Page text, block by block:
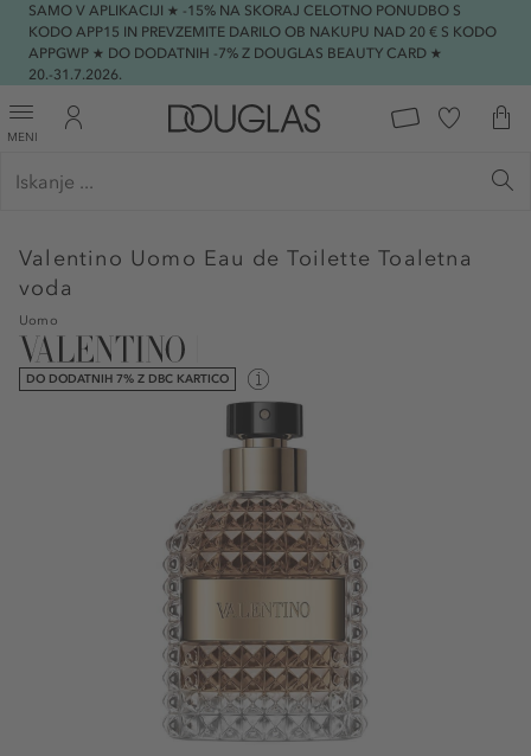
SAMO V APLIKACIJI ★ -15% NA SKORAJ CELOTNO PONUDBO S
KODO APP15 IN PREVZEMITE DARILO OB NAKUPU NAD 20 € S KODO
APPGWP ★ DO DODATNIH -7% Z DOUGLAS BEAUTY CARD ★
20.-31.7.2026.
MENI
Valentino Uomo Eau de Toilette Toaletna
voda
Uomo
DO DODATNIH 7% Z DBC KARTICO